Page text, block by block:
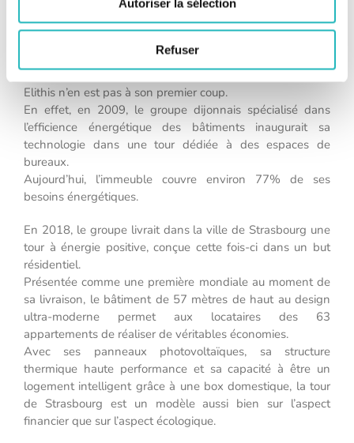
Autoriser la sélection
Refuser
Des premiers essais réussis à
Dijon et à Strasbourg
Elithis n’en est pas à son premier coup.
En effet, en 2009, le groupe dijonnais spécialisé dans
l’efficience énergétique des bâtiments inaugurait sa
technologie dans une tour dédiée à des espaces de
bureaux.
Aujourd’hui, l’immeuble couvre environ 77% de ses
besoins énergétiques.
En 2018, le groupe livrait dans la ville de Strasbourg une
tour à énergie positive, conçue cette fois-ci dans un but
résidentiel.
Présentée comme une première mondiale au moment de
sa livraison, le bâtiment de 57 mètres de haut au design
ultra-moderne permet aux locataires des 63
appartements de réaliser de véritables économies.
Avec ses panneaux photovoltaïques, sa structure
thermique haute performance et sa capacité à être un
logement intelligent grâce à une box domestique, la tour
de Strasbourg est un modèle aussi bien sur l’aspect
financier que sur l’aspect écologique.